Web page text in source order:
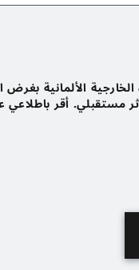
الألمانية بغرض
مستقبلي. أقر باطلاعي